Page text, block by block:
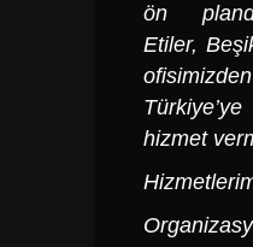
ön
Etiler,
hizmet